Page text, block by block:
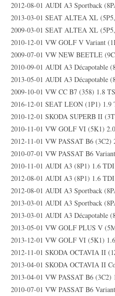
2012-08-01 AUDI A3 Sportback
2013-03-01 SEAT ALTEA XL
2009-03-01 SEAT ALTEA XL
2010-12-01 VW GOLF V Variant
2009-07-01 VW NEW BEETLE
2010-09-01 AUDI A3 Décapotable
2013-05-01 AUDI A3 Décapotable
2009-10-01 VW CC B7 (358) 1.8
2016-12-01 SEAT LEON (1P1) 1.9
2010-12-01 SKODA SUPERB II
2010-11-01 VW GOLF VI (5K1)
2012-11-01 VW PASSAT B6 (3C2)
2010-07-01 VW PASSAT B6
2010-11-01 AUDI A3 (8P1) 1.6 TDI
2012-08-01 AUDI A3 (8P1) 1.6 TDI
2012-08-01 AUDI A3 Sportback
2013-03-01 AUDI A3 Sportback
2013-03-01 AUDI A3 Décapotable
2013-05-01 VW GOLF PLUS V
2013-12-01 VW GOLF VI (5K1)
2012-11-01 SKODA OCTAVIA II
2013-04-01 SKODA OCTAVIA II
2013-04-01 VW PASSAT B6 (3C2)
2010-07-01 VW PASSAT B6